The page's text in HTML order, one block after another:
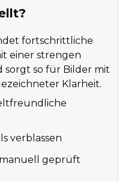
fortschrittliche
einer strengen
so für Bilder mit
Klarheit.
verblassen
geprüft